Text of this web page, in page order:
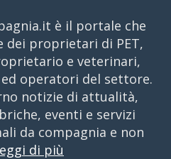
è il portale che
dei proprietari di PET,
e veterinari,
operatori del settore.
notizie di attualità,
eventi e servizi
da compagnia e non
di più